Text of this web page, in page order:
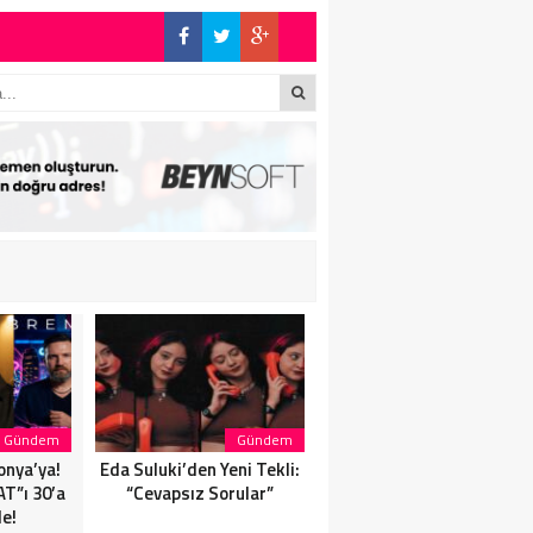
Gündem
30’a
Gündem
Eda Suluki’den Yeni Tekli:
“Cevapsız Sorular”